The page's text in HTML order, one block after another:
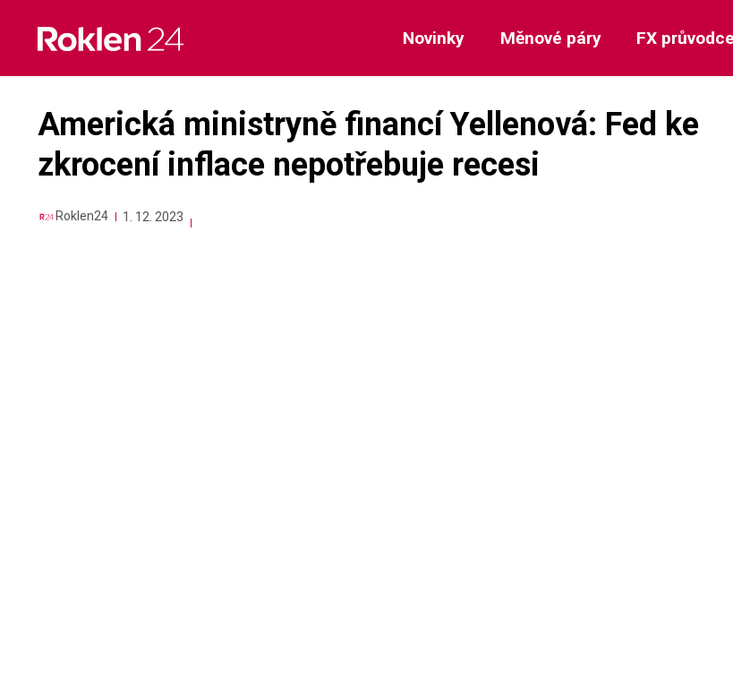
content
Novinky Měnové páry FX průvodce
Americká ministryně financí Yellenová: Fed ke
zkrocení inflace nepotřebuje recesi
Roklen24 1. 12. 2023